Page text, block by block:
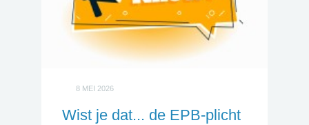
8 MEI 2026
Wist je dat... de EPB-plicht